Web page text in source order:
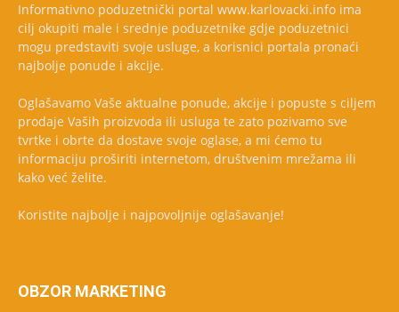
Informativno poduzetnički portal www.karlovacki.info ima
cilj okupiti male i srednje poduzetnike gdje poduzetnici
mogu predstaviti svoje usluge, a korisnici portala pronaći
najbolje ponude i akcije.
Oglašavamo Vaše aktualne ponude, akcije i popuste s ciljem
prodaje Vaših proizvoda ili usluga te zato pozivamo sve
tvrtke i obrte da dostave svoje oglase, a mi ćemo tu
informaciju proširiti internetom, društvenim mrežama ili
kako već želite.
Koristite najbolje i najpovoljnije oglašavanje!
OBZOR MARKETING